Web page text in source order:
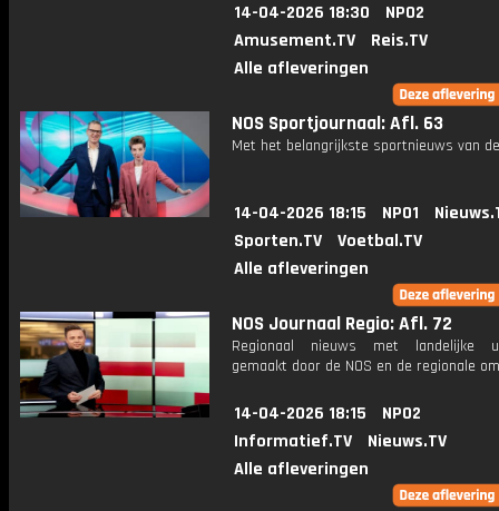
14-04-2026 18:30
NPO2
Amusement.TV
Reis.TV
Alle afleveringen
NOS Sportjournaal: Afl. 63
Met het belangrijkste sportnieuws van
14-04-2026 18:15 NPO1
Sporten.TV
Voetbal.TV
Alle afleveringen
NOS Journaal Regio: Afl. 72
Regionaal nieuws met landelijke
gemaakt door de NOS en de regionale
14-04-2026 18:15
NPO2
Informatief.TV
Nieuws.TV
Alle afleveringen